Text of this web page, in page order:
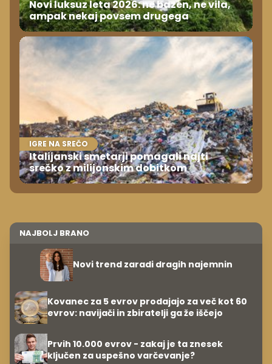
Novi luksuz leta 2026: ne bazen, ne vila,
ampak nekaj povsem drugega
IGRE NA SREČO
Italijanski smetarji pomagali najti
srečko z milijonskim dobitkom
NAJBOLJ BRANO
Novi trend zaradi dragih najemnin
Kovanec za 5 evrov prodajajo za več kot 60
evrov: navijači in zbiratelji ga že iščejo
Prvih 10.000 evrov - zakaj je ta znesek
ključen za uspešno varčevanje?